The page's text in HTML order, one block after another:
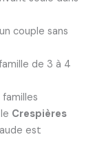
couple sans
de 3 à 4
Crespières
est